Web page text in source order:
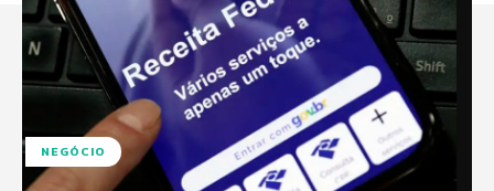
NEGÓCIO